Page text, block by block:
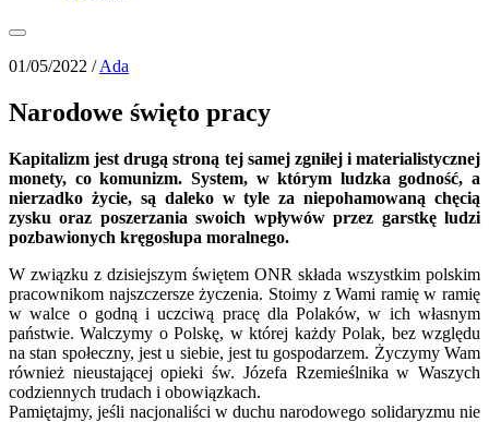
01/05/2022 /Ada
Narodowe święto pracy
Kapitalizm jest drugą stroną tej samej zgniłej i materialistycznej
monety, co komunizm. System, w którym ludzka godność, a
nierzadko życie, są daleko w tyle za niepohamowaną chęcią
zysku oraz poszerzania swoich wpływów przez garstkę ludzi
pozbawionych kręgosłupa moralnego.
W związku z dzisiejszym świętem ONR składa wszystkim polskim
pracownikom najszczersze życzenia. Stoimy z Wami ramię w ramię
w walce o godną i uczciwą pracę dla Polaków, w ich własnym
państwie. Walczymy o Polskę, w której każdy Polak, bez względu
na stan społeczny, jest u siebie, jest tu gospodarzem. Życzymy Wam
również nieustającej opieki św. Józefa Rzemieślnika w Waszych
codziennych trudach i obowiązkach.
Pamiętajmy, jeśli nacjonaliści w duchu narodowego solidaryzmu nie